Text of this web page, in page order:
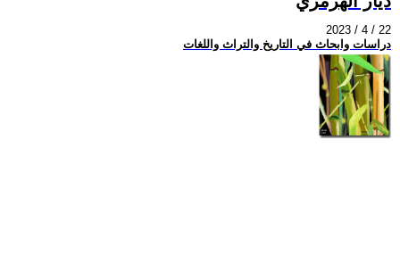
2023 / 4 / 22
دراسات وابحاث في التاريخ والتراث واللغات